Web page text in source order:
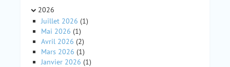
2026
Juillet 2026 (1)
Mai 2026 (1)
Avril 2026 (2)
Mars 2026 (1)
Janvier 2026 (1)